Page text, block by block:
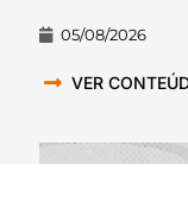
05/08/2026
VER